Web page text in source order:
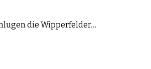
die Wipperfelder…